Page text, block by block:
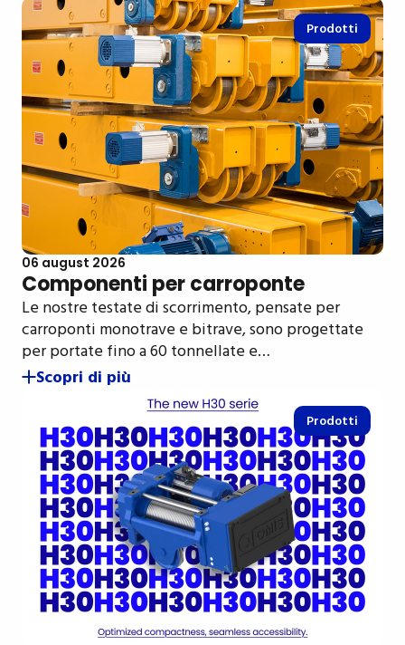
Prodotti
06 august 2026
Componenti per carroponte
Le nostre testate di scorrimento, pensate per
carroponti monotrave e bitrave, sono progettate
per portate fino a 60 tonnellate e…
Scopri di più
Prodotti